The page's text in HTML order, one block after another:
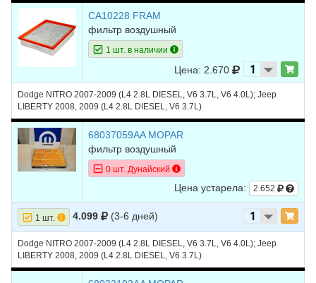
CA10228 FRAM
фильтр воздушный
1 шт. в наличии
Цена: 2.670
Dodge NITRO 2007-2009 (L4 2.8L DIESEL, V6 3.7L, V6 4.0L); Jeep
LIBERTY 2008, 2009 (L4 2.8L DIESEL, V6 3.7L)
68037059AA MOPAR
фильтр воздушный
0 шт. Дунайский
Цена устарела: 2.652
1 шт. 4.099 (3-6 дней)
Dodge NITRO 2007-2009 (L4 2.8L DIESEL, V6 3.7L, V6 4.0L); Jeep
LIBERTY 2008, 2009 (L4 2.8L DIESEL, V6 3.7L)